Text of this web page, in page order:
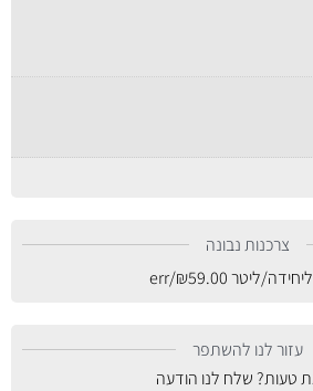
צרכנות נבונה
ליטר
₪59.00
/err
עזור לנו להשתפר
טעות? שלח לנו הודעה